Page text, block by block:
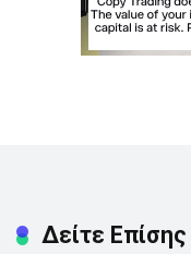
Δείτε Επίσης